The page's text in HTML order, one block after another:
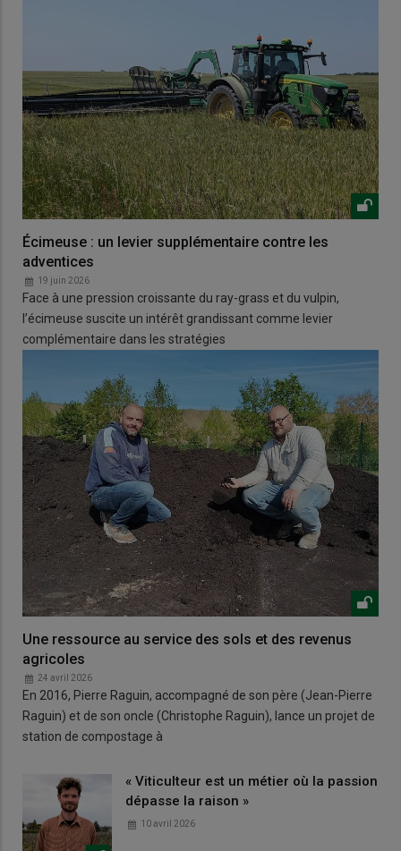
Écimeuse : un levier supplémentaire contre les
adventices
19 juin 2026
Face à une pression croissante du ray-grass et du vulpin,
l’écimeuse suscite un intérêt grandissant comme levier
complémentaire dans les stratégies
Une ressource au service des sols et des revenus
agricoles
24 avril 2026
En 2016, Pierre Raguin, accompagné de son père (Jean-Pierre
Raguin) et de son oncle (Christophe Raguin), lance un projet de
station de compostage à
« Viticulteur est un métier où la passion
dépasse la raison »
10 avril 2026